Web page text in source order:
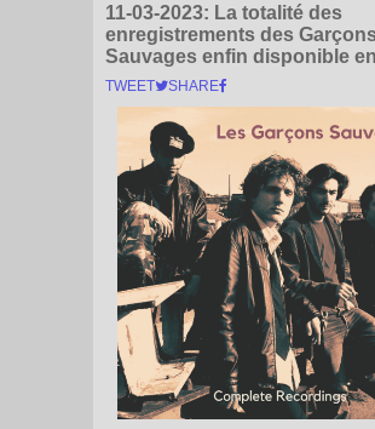
11-03-2023: La totalité des
enregistrements des
Sauvages enfin disponible
TWEET SHARE